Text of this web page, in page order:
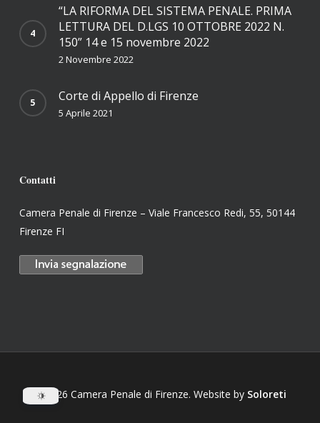
“LA RIFORMA DEL SISTEMA PENALE. PRIMA
LETTURA DEL D.LGS 10 OTTOBRE 2022 N.
150” 14 e 15 novembre 2022
2 Novembre 2022
Corte di Appello di Firenze
5 Aprile 2021
Contatti
Camera Penale di Firenze – Viale Francesco Redi, 55, 50144
Firenze FI
© 2026 Camera Penale di Firenze. Website by Soloreti